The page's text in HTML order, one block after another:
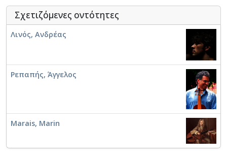
Ομποΐστας
Παιδαγωγός
Πιανίστας
Συνθέτης
Τουμπίστας
Τρομπετίστας
Τσελίστας
Σχετιζόμενες οντότητες
Λινός, Ανδρέας
Ρεπαπής, Άγγελος
Marais, Marin